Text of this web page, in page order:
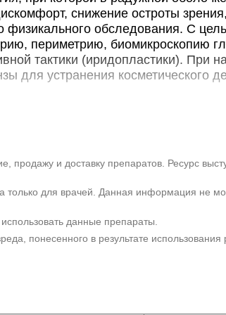
Москва, Якиманский пер., д. 6
МСЧ МВД на
Новосибирск, ул.
* - клиника оказывает
снижение остроты
физикального обследования. С
периметрию, биомикроскопию
тактики (иридопластики). При
для устранения косметического
распространенности
Аксенфельда-Ригера дырчатые
мире насчитывается около 35 000
встречается среди лиц
болезни не наблюдается.
продажу и доставку препаратов. Ресурс
для врачей. Данная информация не
данные препараты.
понесенного в результате